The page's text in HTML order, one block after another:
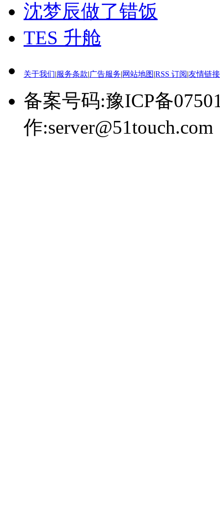
沈梦辰做了错饭
TES 升舱
关于我们|服务条款|广告服务|网站地图|RSS 订阅|友情链接
备案号码:豫ICP备
作:server@51touch.com